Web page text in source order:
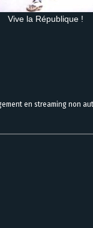
Vive la République !
en streaming non